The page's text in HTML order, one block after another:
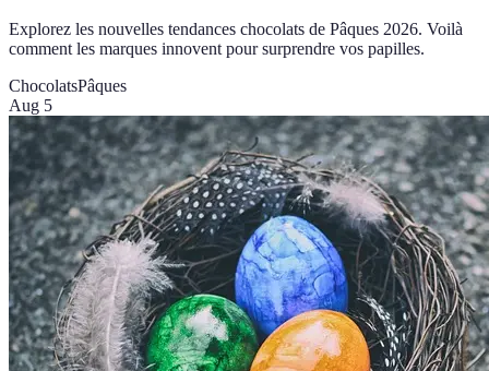
Explorez les nouvelles tendances chocolats de Pâques 2026. Voilà
comment les marques innovent pour surprendre vos papilles.
ChocolatsPâques
Aug 5